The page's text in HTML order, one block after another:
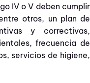
IV o V deben cumplir
otros, un plan de
y correctivas,
frecuencia de
servicios de higiene,